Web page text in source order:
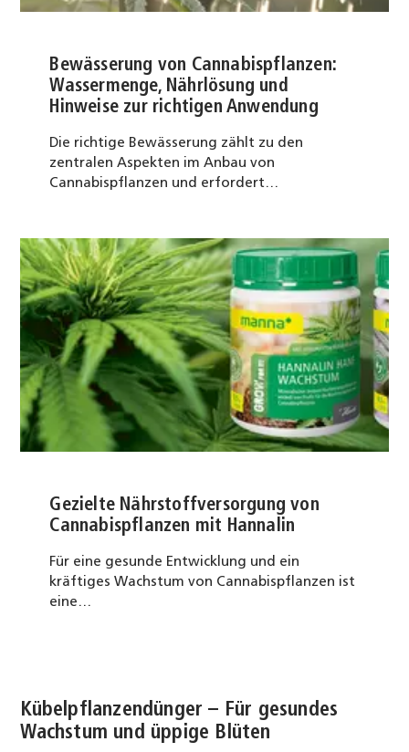
Bewässerung von Cannabispflanzen:
Wassermenge, Nährlösung und
Hinweise zur richtigen Anwendung
Die richtige Bewässerung zählt zu den
zentralen Aspekten im Anbau von
Cannabispflanzen und erfordert…
Gezielte Nährstoffversorgung von
Cannabispflanzen mit Hannalin
Für eine gesunde Entwicklung und ein
kräftiges Wachstum von Cannabispflanzen ist
eine…
Kübelpflanzendünger – Für gesundes
Wachstum und üppige Blüten